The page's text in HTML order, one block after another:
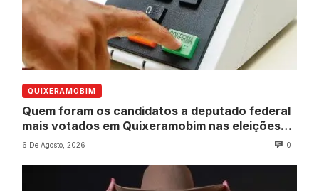
QUIXERAMOBIM
Quem foram os candidatos a deputado federal
mais votados em Quixeramobim nas eleições
de 2022?
6 De Agosto, 2026 0